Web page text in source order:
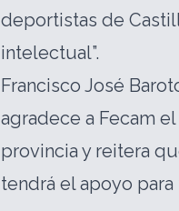
deportistas de
intelectual”.
Francisco José
agradece a Fecam
provincia y reitera
tendrá el apoyo